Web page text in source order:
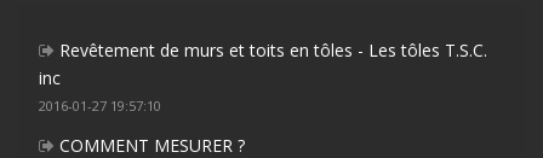
Revêtement de murs et toits en tôles - Les tôles T.S.C.
inc
2016-01-27 19:57:10
COMMENT MESURER ?